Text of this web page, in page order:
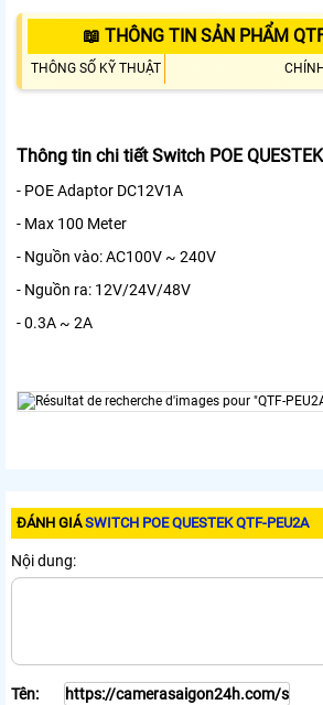
📖 THÔNG TIN SẢN PHẨM
THÔNG SỐ KỸ THUẬT
Thông tin chi tiết Switch POE
- POE Adaptor DC12V1A
- Max 100 Meter
- Nguồn vào: AC100V ~ 240V
- Nguồn ra: 12V/24V/48V
- 0.3A ~ 2A
ĐÁNH GIÁSWITCH POE QUESTEK QTF-PEU2A
Nội dung:
Tên: